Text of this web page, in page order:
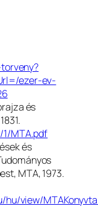
ezer-ev-
és
MTA.pdf
és
MTA, 1973.
view/